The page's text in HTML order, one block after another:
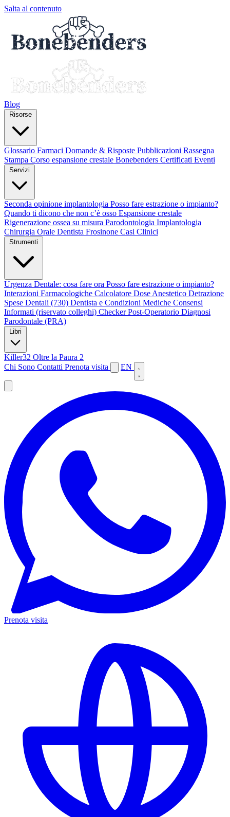
Salta al contenuto
Blog
Glossario Farmaci Domande & Risposte Pubblicazioni Rassegna
Stampa Corso espansione crestale Bonebenders Certificati Eventi
Seconda opinione implantologia Posso fare estrazione o impianto?
Quando ti dicono che non c’è osso Espansione crestale
Rigenerazione ossea su misura Parodontologia Implantologia
Chirurgia Orale Dentista Frosinone Casi Clinici
Urgenza Dentale: cosa fare ora Posso fare estrazione o impianto?
Interazioni Farmacologiche Calcolatore Dose Anestetico Detrazione
Spese Dentali (730) Dentista e Condizioni Mediche Consensi
Informati (riservato colleghi) Checker Post-Operatorio Diagnosi
Parodontale (PRA)
Killer32 Oltre la Paura 2
Chi Sono Contatti Prenota visita EN
Prenota visita